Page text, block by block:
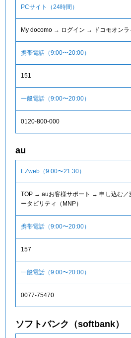
PCサイト（24時間）
My docomo → ログイン → ドコモオンラ
携帯電話（9:00〜20:00）
151
一般電話（9:00〜20:00）
0120-800-000
au
EZweb（9:00〜21:30）
TOP → auお客様サポート → 申し込む
ータビリティ（MNP）
携帯電話（9:00〜20:00）
157
一般電話（9:00〜20:00）
0077-75470
ソフトバンク（softbank）